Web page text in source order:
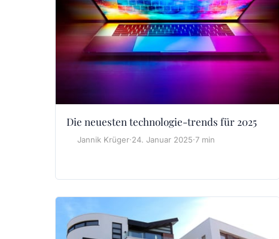
Die neuesten technologie-trends für 2025
Jannik Krüger·24. Januar 2025·7 min